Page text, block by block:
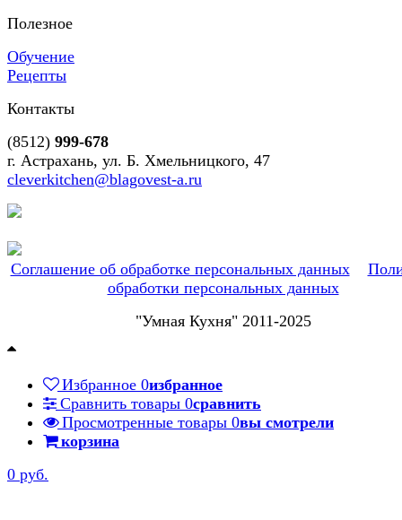
Полезное
Обучение
Рецепты
Контакты
(8512) 999-678
г. Астрахань, ул. Б. Хмельницкого, 47
cleverkitchen@blagovest-a.ru
Соглашение об обработке персональных данных
обработки персональных данных
"Умная Кухня" 2011-2025
Избранное 0избранное
Сравнить товары 0сравнить
Просмотренные товары 0вы смотрели
корзина
0 руб.